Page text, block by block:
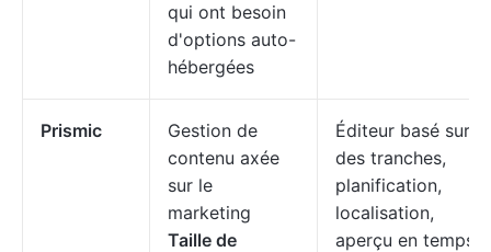
qui ont besoin
d'options auto-
hébergées
Prismic
Gestion de
contenu axée
sur le
marketing
Taille de
Éditeur basé sur
des tranches,
planification,
localisation,
aperçu en temps